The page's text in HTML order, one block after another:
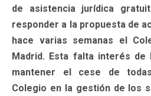
de asistencia jurídica
responder a la propuesta de
hace varias semanas el
Madrid. Esta falta interés de
mantener el cese de
Colegio en la gestión de los